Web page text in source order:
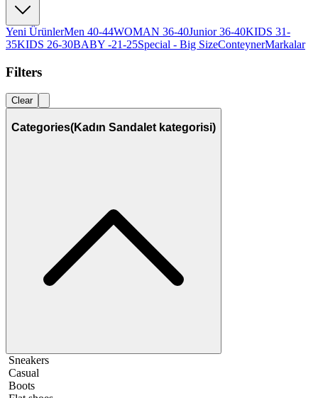
Yeni ÜrünlerMen 40-44WOMAN 36-40Junior 36-40KIDS 31-
35KIDS 26-30BABY -21-25Special - Big SizeConteynerMarkalar
Filters
Clear
Categories(Kadın Sandalet kategorisi)
Sneakers
Casual
Boots